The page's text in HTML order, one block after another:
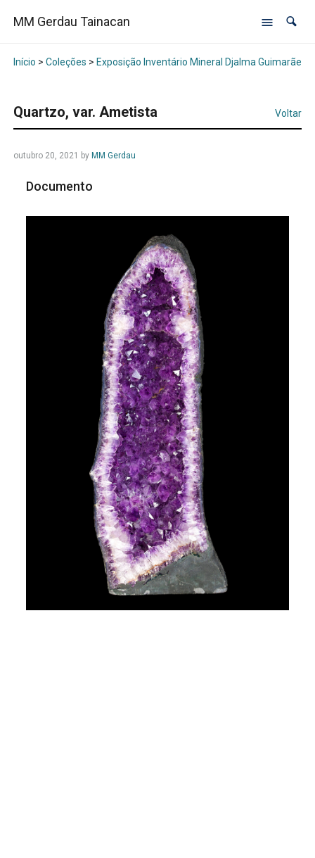
MM Gerdau Tainacan
Início > Coleções > Exposição Inventário Mineral Djalma Guimarães
Quartzo, var. Ametista Voltar
outubro 20, 2021 by MM Gerdau
Documento